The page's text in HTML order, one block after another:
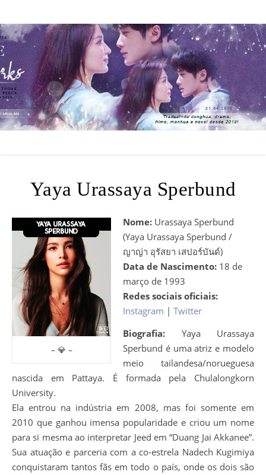
Yaya Urassaya Sperbund
– 💎 –
Nome: Urassaya Sperbund
(Yaya Urassaya Sperbund /
ญาญ่า อุรัสยา เสปอร์บันด์)
Data de Nascimento: 18 de
março de 1993
Redes sociais oficiais:
Instagram | Twitter
Biografia: Yaya Urassaya
Sperbund é uma atriz e modelo
meio tailandesa/norueguesa
nascida em Pattaya. É formada pela Chulalongkorn
University.
Ela entrou na indústria em 2008, mas foi somente em
2010 que ganhou imensa popularidade e criou um nome
para si mesma ao interpretar Jeed em “Duang Jai Akkanee”.
Sua atuação e parceria com a co-estrela Nadech Kugimiya
conquistaram tantos fãs em todo o país, onde os dois são